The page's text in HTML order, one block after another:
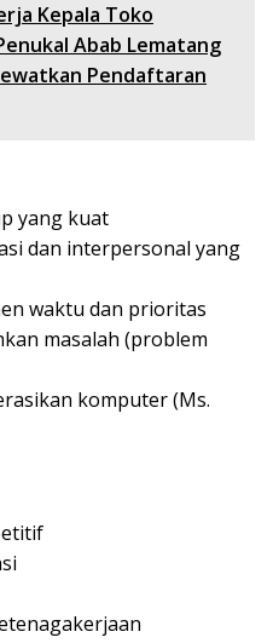
Kepala Toko
Abab Lematang
Pendaftaran
yang kuat
dan interpersonal yang
waktu dan prioritas
masalah (problem
komputer (Ms.